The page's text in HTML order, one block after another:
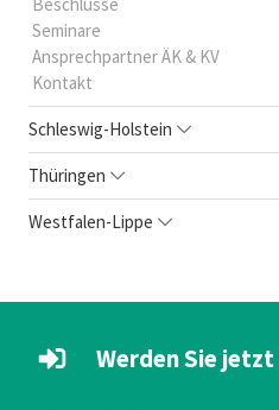
Seminare
Ansprechpartner ÄK & KV
Kontakt
Schleswig-Holstein
Thüringen
Westfalen-Lippe
Werden Sie